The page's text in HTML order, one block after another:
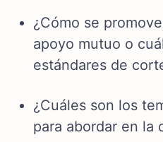
¿Cómo se
apoyo mutuo o
estándares de
¿Cuáles son los
para abordar en la